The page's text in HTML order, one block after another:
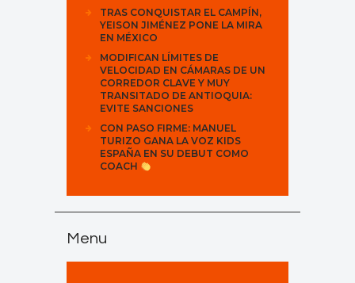
TRAS CONQUISTAR EL CAMPÍN,
YEISON JIMÉNEZ PONE LA MIRA
EN MÉXICO
MODIFICAN LÍMITES DE
VELOCIDAD EN CÁMARAS DE UN
CORREDOR CLAVE Y MUY
TRANSITADO DE ANTIOQUIA:
EVITE SANCIONES
CON PASO FIRME: MANUEL
TURIZO GANA LA VOZ KIDS
ESPAÑA EN SU DEBUT COMO
COACH
Menu